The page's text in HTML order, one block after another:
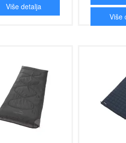
Više detalja
Više